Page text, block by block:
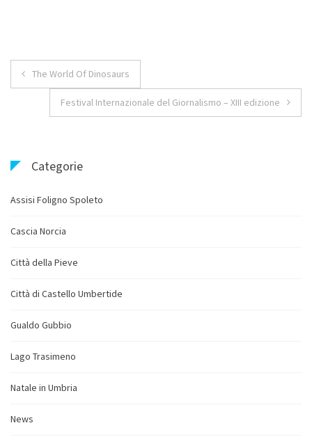
Navigazione
articoli
The World Of Dinosaurs
Festival Internazionale del Giornalismo – XIII edizione
Categorie
Assisi Foligno Spoleto
Cascia Norcia
Città della Pieve
Città di Castello Umbertide
Gualdo Gubbio
Lago Trasimeno
Natale in Umbria
News